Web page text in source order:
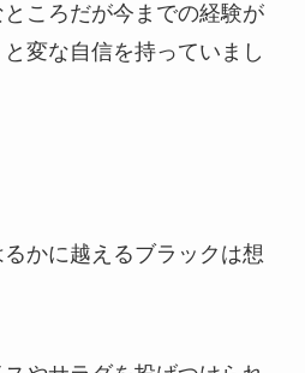
ころだが今までの経験が
変な自信を持っていまし
かに越えるブラックは想